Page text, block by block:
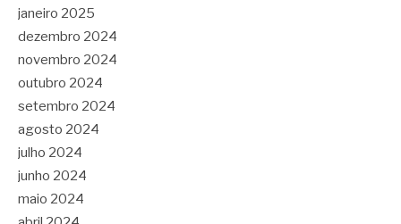
janeiro 2025
dezembro 2024
novembro 2024
outubro 2024
setembro 2024
agosto 2024
julho 2024
junho 2024
maio 2024